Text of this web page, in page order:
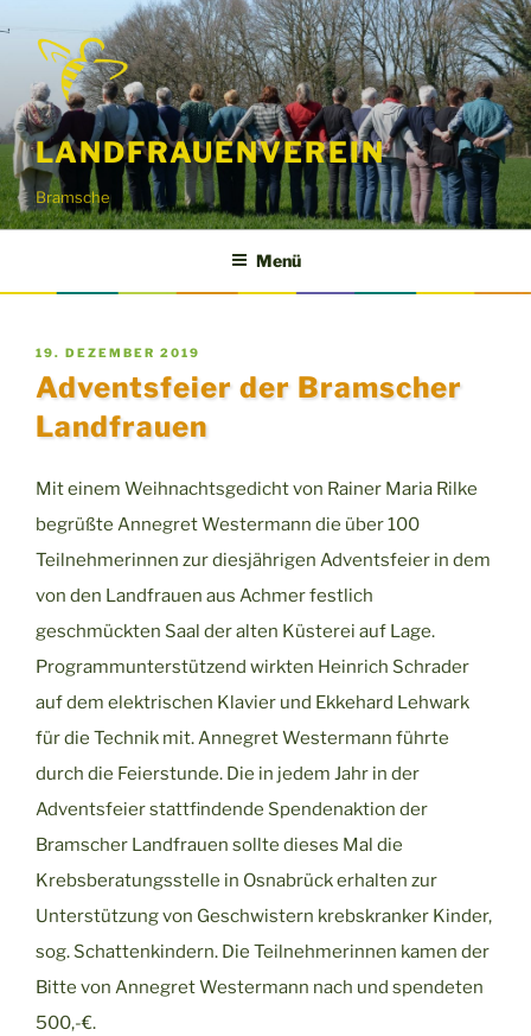
Inhalt
springen
LANDFRAUENVEREIN
Bramsche
Menü
VERÖFFENTLICHT
AM
19. DEZEMBER 2019
Adventsfeier der Bramscher
Landfrauen
Mit einem Weihnachtsgedicht von Rainer Maria Rilke
begrüßte Annegret Westermann die über 100
Teilnehmerinnen zur diesjährigen Adventsfeier in dem
von den Landfrauen aus Achmer festlich
geschmückten Saal der alten Küsterei auf Lage.
Programmunterstützend wirkten Heinrich Schrader
auf dem elektrischen Klavier und Ekkehard Lehwark
für die Technik mit. Annegret Westermann führte
durch die Feierstunde. Die in jedem Jahr in der
Adventsfeier stattfindende Spendenaktion der
Bramscher Landfrauen sollte dieses Mal die
Krebsberatungsstelle in Osnabrück erhalten zur
Unterstützung von Geschwistern krebskranker Kinder,
sog. Schattenkindern. Die Teilnehmerinnen kamen der
Bitte von Annegret Westermann nach und spendeten
500,-€.